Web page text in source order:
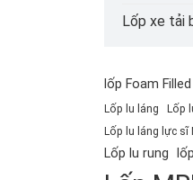
Lốp xe tải
lốp Foam Filled
Lốp lu láng
Lốp
Lốp lu láng lực sĩ
Lốp lu rung